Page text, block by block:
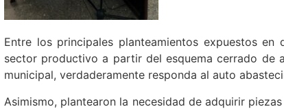
Entre los principales planteamientos expuestos
sector productivo a partir del esquema cerrado de
municipal, verdaderamente responda al auto
Asimismo, plantearon la necesidad de adquirir